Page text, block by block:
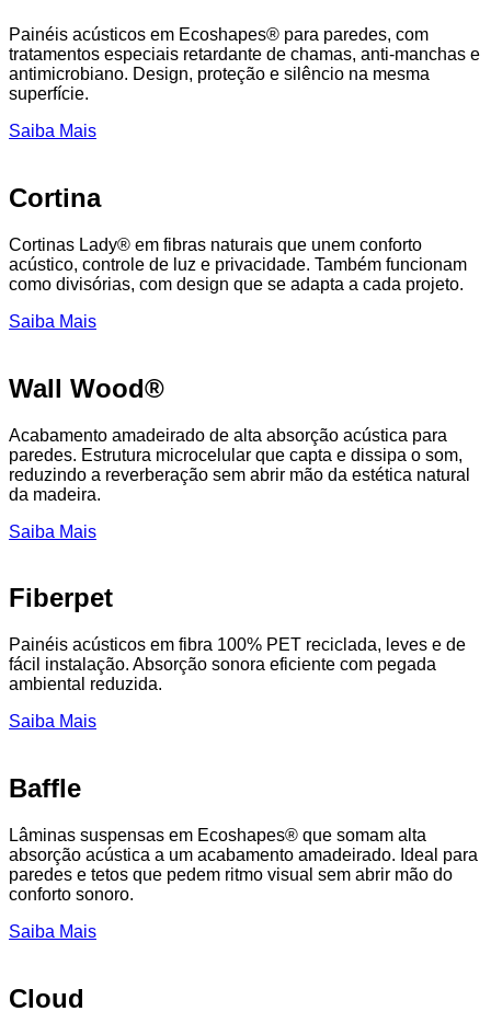
Painéis acústicos em Ecoshapes® para paredes, com
tratamentos especiais retardante de chamas, anti-manchas e
antimicrobiano. Design, proteção e silêncio na mesma
superfície.
Saiba Mais
Cortina
Cortinas Lady® em fibras naturais que unem conforto
acústico, controle de luz e privacidade. Também funcionam
como divisórias, com design que se adapta a cada projeto.
Saiba Mais
Wall Wood®
Acabamento amadeirado de alta absorção acústica para
paredes. Estrutura microcelular que capta e dissipa o som,
reduzindo a reverberação sem abrir mão da estética natural
da madeira.
Saiba Mais
Fiberpet
Painéis acústicos em fibra 100% PET reciclada, leves e de
fácil instalação. Absorção sonora eficiente com pegada
ambiental reduzida.
Saiba Mais
Baffle
Lâminas suspensas em Ecoshapes® que somam alta
absorção acústica a um acabamento amadeirado. Ideal para
paredes e tetos que pedem ritmo visual sem abrir mão do
conforto sonoro.
Saiba Mais
Cloud